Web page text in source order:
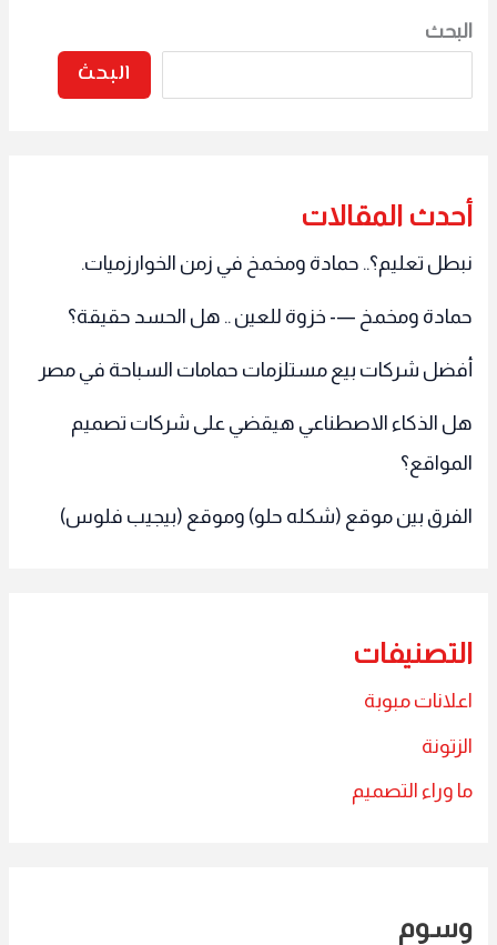
البحث
البحث
أحدث المقالات
نبطل تعليم؟.. حمادة ومخمخ في زمن الخوارزميات.
حمادة ومخمخ —- خزوة للعين .. هل الحسد حقيقة؟
أفضل شركات بيع مستلزمات حمامات السباحة في مصر
هل الذكاء الاصطناعي هيقضي على شركات تصميم
المواقع؟
الفرق بين موقع (شكله حلو) وموقع (بيجيب فلوس)
التصنيفات
اعلانات مبوبة
الزتونة
ما وراء التصميم
وسوم